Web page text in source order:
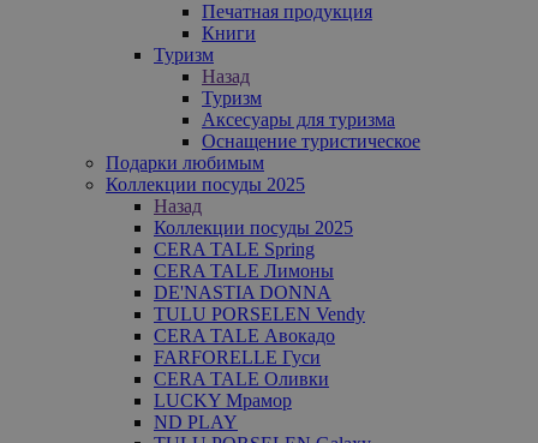
Печатная продукция
Книги
Туризм
Назад
Туризм
Аксесуары для туризма
Оснащение туристическое
Подарки любимым
Коллекции посуды 2025
Назад
Коллекции посуды 2025
CERA TALE Spring
CERA TALE Лимоны
DE'NASTIA DONNA
TULU PORSELEN Vendy
CERA TALE Авокадо
FARFORELLE Гуси
CERA TALE Оливки
LUCKY Мрамор
ND PLAY